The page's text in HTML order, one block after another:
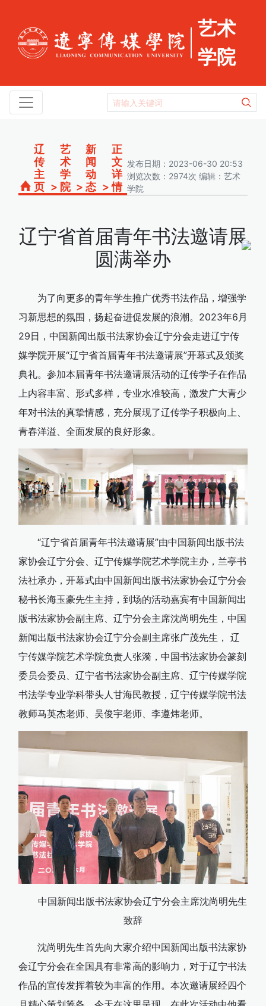
艺术
学院
辽
传
主
页 >
艺
术
学
院 >
新
闻
动
态 >
正
文
详
情
发布日期：2023-06-30 20:53
浏览次数：2974次 编辑：艺术
学院
辽宁省首届青年书法邀请展
圆满举办
为了向更多的青年学生推广优秀书法作品，增强学
习新思想的氛围，扬起奋进促发展的浪潮。2023年6月
29日，中国新闻出版书法家协会辽宁分会走进辽宁传
媒学院开展“辽宁省首届青年书法邀请展”开幕式及颁奖
典礼。参加本届青年书法邀请展活动的辽传学子在作品
上内容丰富、形式多样，专业水准较高，激发广大青少
年对书法的真挚情感，充分展现了辽传学子积极向上、
青春洋溢、全面发展的良好形象。
“辽宁省首届青年书法邀请展”由中国新闻出版书法
家协会辽宁分会、辽宁传媒学院艺术学院主办，兰亭书
法社承办，开幕式由中国新闻出版书法家协会辽宁分会
秘书长海玉豪先生主持，到场的活动嘉宾有中国新闻出
版书法家协会副主席、辽宁分会主席沈尚明先生，中国
新闻出版书法家协会辽宁分会副主席张广茂先生， 辽
宁传媒学院艺术学院负责人张漪，中国书法家协会篆刻
委员会委员、辽宁省书法家协会副主席、辽宁传媒学院
书法学专业学科带头人甘海民教授，辽宁传媒学院书法
教师马英杰老师、吴俊宇老师、李遵炜老师。
中国新闻出版书法家协会辽宁分会主席沈尚明先生
致辞
沈尚明先生首先向大家介绍中国新闻出版书法家协
会辽宁分会在全国具有非常高的影响力，对于辽宁书法
作品的宣传发挥着较为丰富的作用。本次邀请展经四个